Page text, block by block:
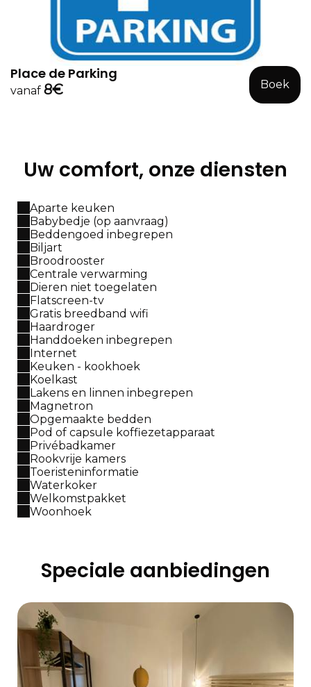
Place de Parking
vanaf 8€ Boek
Uw comfort, onze diensten
Aparte keuken
Babybedje (op aanvraag)
Beddengoed inbegrepen
Biljart
Broodrooster
Centrale verwarming
Dieren niet toegelaten
Flatscreen-tv
Gratis breedband wifi
Haardroger
Handdoeken inbegrepen
Internet
Keuken - kookhoek
Koelkast
Lakens en linnen inbegrepen
Magnetron
Opgemaakte bedden
Pod of capsule koffiezetapparaat
Privébadkamer
Rookvrije kamers
Toeristeninformatie
Waterkoker
Welkomstpakket
Woonhoek
Speciale aanbiedingen